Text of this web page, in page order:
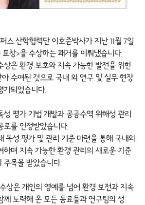
스 산학협력단 이호준박사가 지난 11월 7일
창>을 수상하는 쾌거를 이뤄냈습니다.
상은 환경 보호와 지속 가능한 발전을 위한
수여된 것으로 국내 외 연구 및 실무 현장
가되었습니다.
성 평가 기법 개발과 공공수역 위해성 관리
를 인정받았습니다.
독성 평가 및 관리 기준 마련을 통해 국내외
하며 지속 가능한 환경 관리의 새로운 기준
목을 받았습니다.
상은 개인의 영예를 넘어 환경 보전과 지속
께 노력해 온 모든 동료들과 연구팀의 성